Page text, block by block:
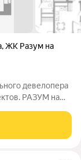
,ЖК Разум на
РАЗУМ на